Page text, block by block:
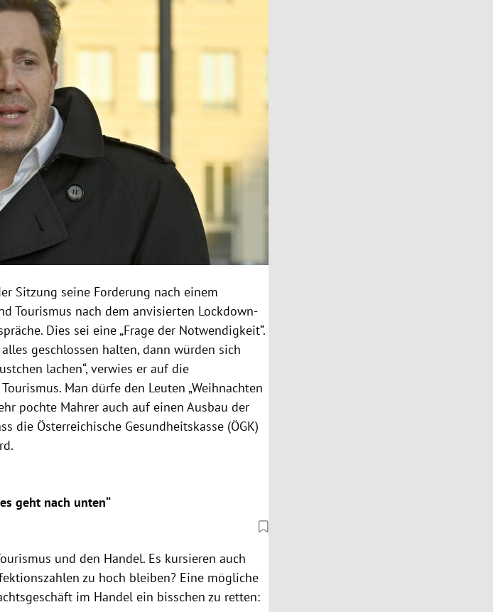
Sitzung seine Forderung nach einem
Tourismus nach dem anvisierten Lockdown-
Dies sei eine „Frage der Notwendigkeit“.
geschlossen halten, dann würden sich
lachen“, verwies er auf die
Man dürfe den Leuten „Weihnachten
pochte Mahrer auch auf einen Ausbau der
die Österreichische Gesundheitskasse (ÖGK)
geht nach unten“
und den Handel. Es kursieren auch
zu hoch bleiben? Eine mögliche
im Handel ein bisschen zu retten: